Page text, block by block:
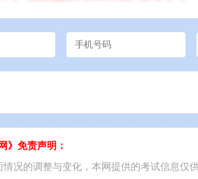
》免责声明：
况的调整与变化，本网提供的考试信息仅